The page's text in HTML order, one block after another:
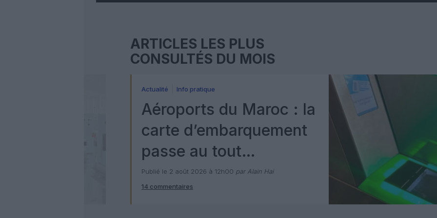
ARTICLES LES PLUS
CONSULTÉS DU MOIS
Actualité Info pratique
Aéroports du Maroc : la
carte d’embarquement
passe au tout
numérique avec Pax
Check
Publié le 2 août 2026 à 12h00 par Alain Hai
14 commentaires